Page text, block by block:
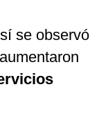
se observó